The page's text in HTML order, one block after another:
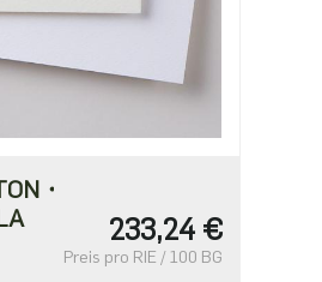
・
233,24 €
Preis pro RIE / 100 BG